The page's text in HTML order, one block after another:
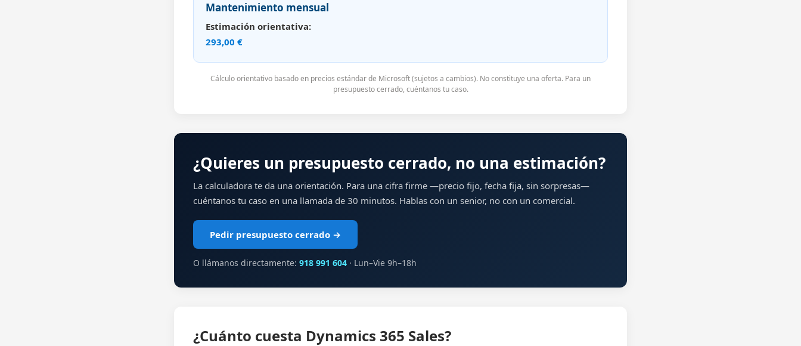
Mantenimiento mensual
Estimación orientativa:
293,00 €
Cálculo orientativo basado en precios estándar de Microsoft (sujetos a cambios). No constituye una oferta. Para un
presupuesto cerrado, cuéntanos tu caso.
¿Quieres un presupuesto cerrado, no una estimación?
La calculadora te da una orientación. Para una cifra firme —precio fijo, fecha fija, sin sorpresas—
cuéntanos tu caso en una llamada de 30 minutos. Hablas con un senior, no con un comercial.
Pedir presupuesto cerrado →
O llámanos directamente: 918 991 604 · Lun–Vie 9h–18h
¿Cuánto cuesta Dynamics 365 Sales?